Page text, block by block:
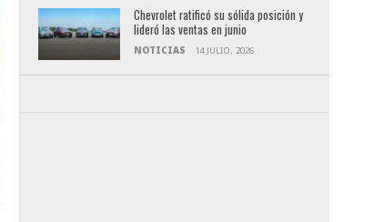
Chevrolet ratificó su sólida posición y
lideró las ventas en junio
NOTICIAS 14 JULIO, 2026